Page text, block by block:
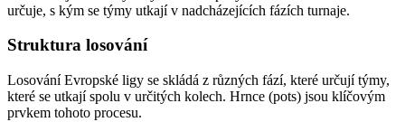
určuje, s kým se týmy utkají v nadcházejících fázích turnaje.
Struktura losování
Losování Evropské ligy se skládá z různých fází, které určují týmy,
které se utkají spolu v určitých kolech. Hrnce (pots) jsou klíčovým
prvkem tohoto procesu.